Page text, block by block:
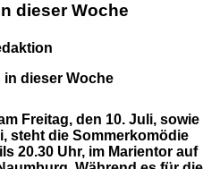
dieser Woche
Freitag, den 10. Juli, sowie
steht die Sommerkomödie
20.30 Uhr, im Marientor auf